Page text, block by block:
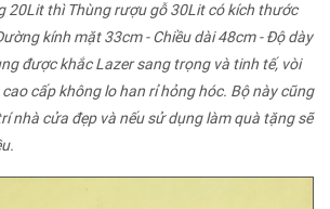
20Lit thì Thùng rượu gỗ 30Lit có kích thước
kính mặt 33cm - Chiều dài 48cm - Độ dày
được khắc Lazer sang trọng và tinh tế, vòi
cấp không lo han rỉ hỏng hóc. Bộ này cũng
nhà cửa đẹp và nếu sử dụng làm quà tặng sẽ